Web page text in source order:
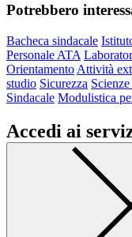
Potrebbero
Bacheca sindacale
Personale ATA
Orientamento Attività
studio Sicurezza
Sindacale Modulistica
Accedi ai